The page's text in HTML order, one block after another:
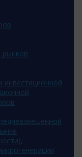
рынков
инвестиционной